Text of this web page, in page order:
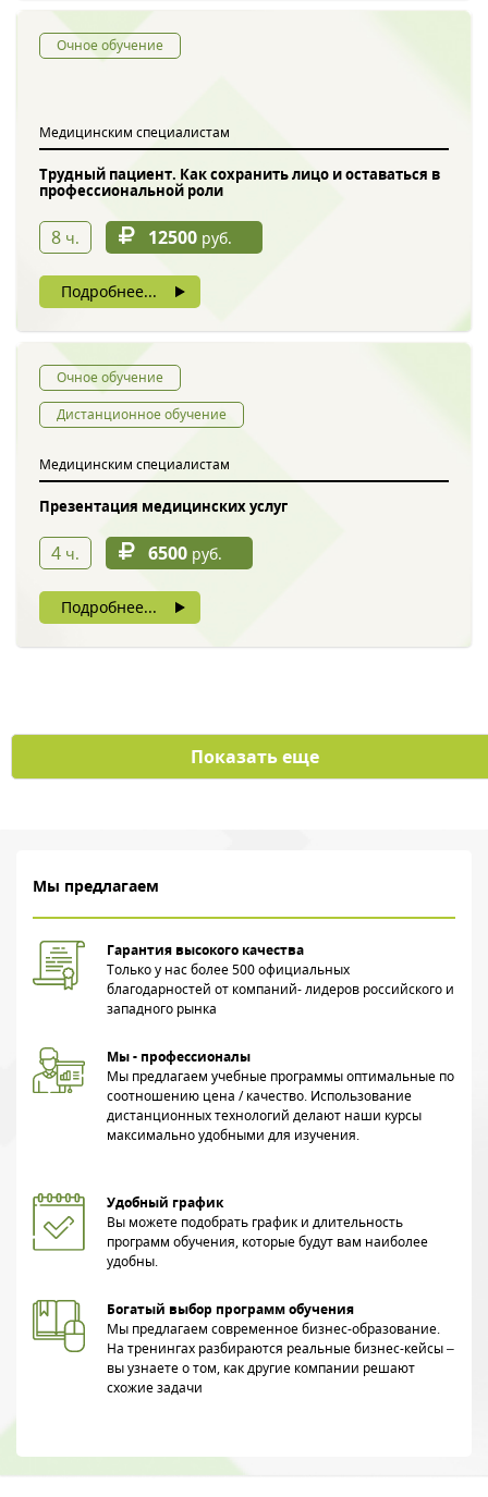
Очное обучение
Медицинским специалистам
Трудный пациент. Как сохранить лицо и оставаться в
профессиональной роли
8 ч. 12500 руб.
Подробнее...
Очное обучение
Дистанционное обучение
Медицинским специалистам
Презентация медицинских услуг
4 ч. 6500 руб.
Подробнее...
Показать еще
Мы предлагаем
Гарантия высокого качества
Только у нас более 500 официальных
благодарностей от компаний- лидеров российского и
западного рынка
Мы - профессионалы
Мы предлагаем учебные программы оптимальные по
соотношению цена / качество. Использование
дистанционных технологий делают наши курсы
максимально удобными для изучения.
Удобный график
Вы можете подобрать график и длительность
программ обучения, которые будут вам наиболее
удобны.
Богатый выбор программ обучения
Мы предлагаем современное бизнес-образование.
На тренингах разбираются реальные бизнес-кейсы –
вы узнаете о том, как другие компании решают
схожие задачи
Нажимая на кнопку, вы даете согласие на обработку своих
персональных данных